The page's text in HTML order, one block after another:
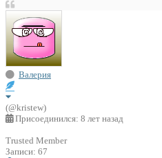
Валерия
(@kristew)
Присоединился: 8 лет назад
Trusted Member
Записи: 67